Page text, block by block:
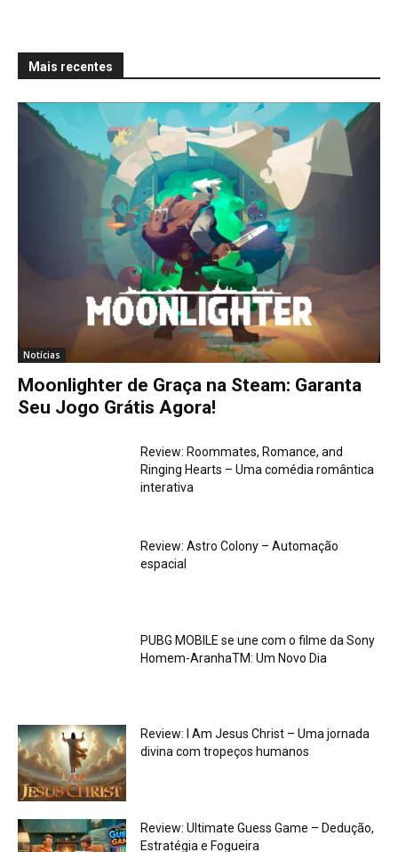
Mais recentes
Notícias
Moonlighter de Graça na Steam: Garanta
Seu Jogo Grátis Agora!
Review: Roommates, Romance, and
Ringing Hearts – Uma comédia romântica
interativa
Review: Astro Colony – Automação
espacial
PUBG MOBILE se une com o filme da Sony
Homem-AranhaTM: Um Novo Dia
Review: I Am Jesus Christ – Uma jornada
divina com tropeços humanos
Review: Ultimate Guess Game – Dedução,
Estratégia e Fogueira